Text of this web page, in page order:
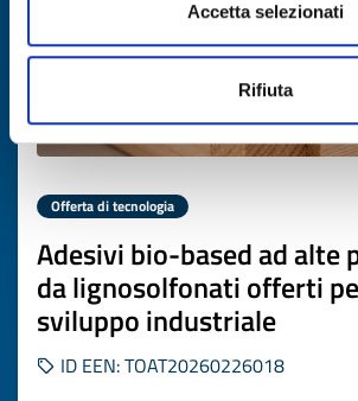
Accetta selezionati
Rifiuta
Offerta di tecnologia
Adesivi bio-based ad alte
da lignosolfonati offerti
sviluppo industriale
ID EEN: TOAT20260226018